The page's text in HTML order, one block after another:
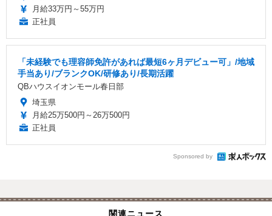
月給33万円～55万円
正社員
「未経験でも理容師免許があれば最短6ヶ月デビュー可」/地域
手当あり/ブランクOK/研修あり/長期活躍
QBハウスイオンモール春日部
埼玉県
月給25万500円～26万500円
正社員
Sponsored by
関連ニュース